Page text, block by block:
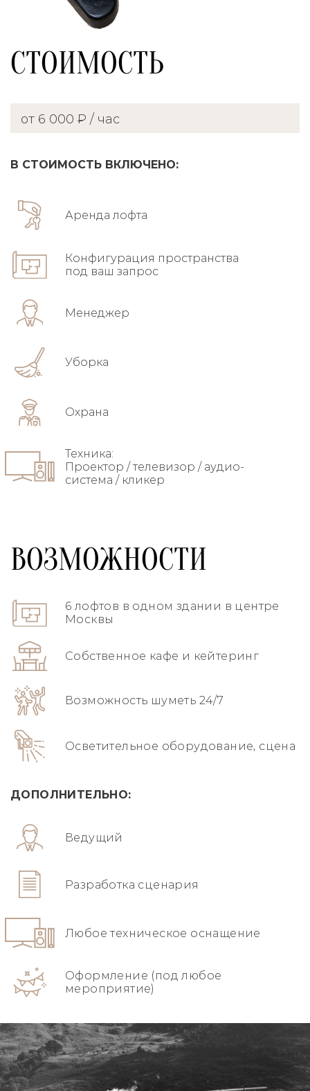
СТОИМОСТЬ
от 6 000 ₽ / час
В СТОИМОСТЬ ВКЛЮЧЕНО:
Аренда лофта
Конфигурация пространства
под ваш запрос
Менеджер
Уборка
Охрана
Техника:
Проектор / телевизор / аудио-
система / кликер
ВОЗМОЖНОСТИ
6 лофтов в одном здании в центре
Москвы
Собственное кафе и кейтеринг
Возможность шуметь 24/7
Осветительное оборудование, сцена
ДОПОЛНИТЕЛЬНО:
Ведущий
Разработка сценария
Любое техническое оснащение
Оформление (под любое
мероприятие)